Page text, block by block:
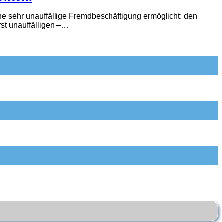
sehr unauffällige Fremdbeschäftigung ermöglicht: den
unauffälligen –…